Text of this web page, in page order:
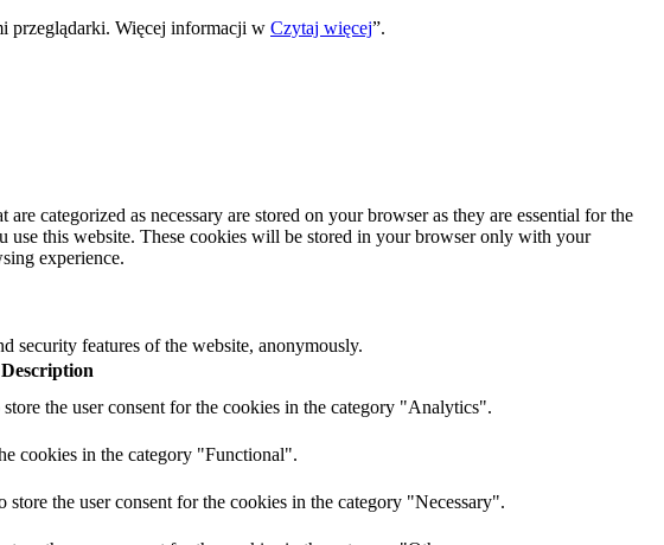
przeglądarki. Więcej informacji w Czytaj więcej”.
categorized as necessary are stored on your browser as they are essential for the
this website. These cookies will be stored in your browser only with your
experience.
security features of the website, anonymously.
Description
the user consent for the cookies in the category "Analytics".
cookies in the category "Functional".
the user consent for the cookies in the category "Necessary".